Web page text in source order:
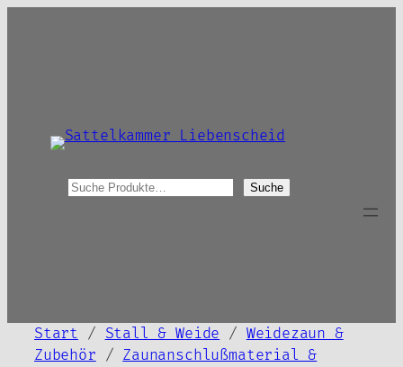
S
Suche
Start / Stall & Weide / Weidezaun &
Zubehör / Zaunanschlußmaterial &